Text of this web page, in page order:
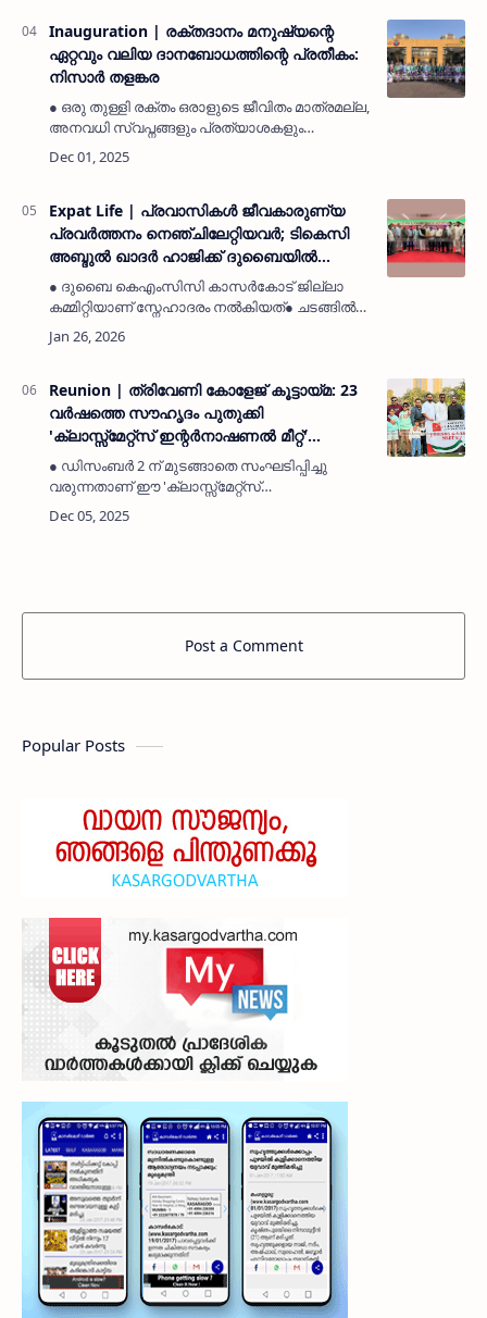
Inauguration | രക്തദാനം മനുഷ്യന്റെ
ഏറ്റവും വലിയ ദാനബോധത്തിന്റെ പ്രതീകം:
നിസാർ തളങ്കര
● ഒരു തുള്ളി രക്തം ഒരാളുടെ ജീവിതം മാത്രമല്ല,
അനവധി സ്വപ്നങ്ങളും പ്രത്യാശകളും
രക്ഷിക്കാൻ ശക്തിയുണ്ട്. ● പ്രവാസ സമൂഹം ഈ
മഹത്തായ പ്രവർത്തനങ്ങളിൽ
അഭിമാനകരമാണെന്…
Expat Life | പ്രവാസികൾ ജീവകാരുണ്യ
പ്രവർത്തനം നെഞ്ചിലേറ്റിയവർ; ടികെസി
അബ്ദുൽ ഖാദർ ഹാജിക്ക് ദുബൈയിൽ
യാത്രയയപ്പ്
● ദുബൈ കെഎംസിസി കാസർകോട് ജില്ലാ
കമ്മിറ്റിയാണ് സ്നേഹാദരം നൽകിയത്● ചടങ്ങിൽ
എംബിബിഎസ് വിദ്യാർത്ഥിനിയെ
ആദരിക്കുകയും ക്ഷേമനിധി തുക കൈമാറുകയും
അശരണരായ മനുഷ…
Reunion | ത്രിവേണി കോളേജ് കൂട്ടായ്മ: 23
വർഷത്തെ സൗഹൃദം പുതുക്കി
'ക്ലാസ്സ്മേറ്റ്സ് ഇന്റർനാഷണൽ മീറ്റ്'
ദുബൈയിൽ സമാപിച്ചു
● ഡിസംബർ 2 ന് മുടങ്ങാതെ സംഘടിപ്പിച്ചു
വരുന്നതാണ് ഈ 'ക്ലാസ്സ്മേറ്റ്സ്
ഇന്റർനാഷണൽ ഫ്രണ്ട്‌സ് & ഫാമിലി മീറ്റ്'.●
തദ്ദേശ തെരഞ്ഞെടുപ്പിൽ മത്സരിക്കുന്ന ഹഫീസ്
Post a Comment
Popular Posts